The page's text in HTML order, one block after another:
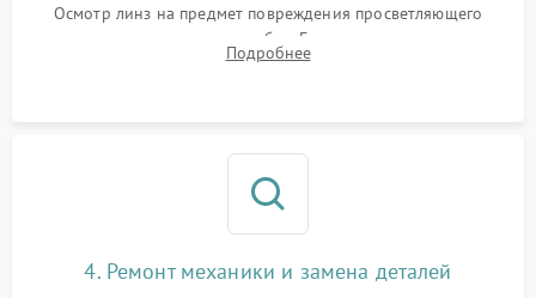
Осмотр линз на предмет повреждения просветляющего
покрытия или появления грибка. Бережная очистка стекол
спецрастворами. Проверка целостности гравированной
Подробнее
4. Ремонт механики и замена деталей